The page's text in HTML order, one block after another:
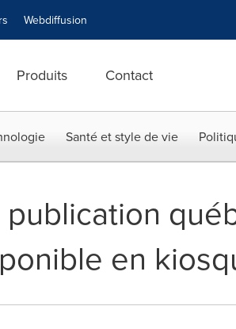
Webdiffusion
Produits Contact
Santé et style de vie
en